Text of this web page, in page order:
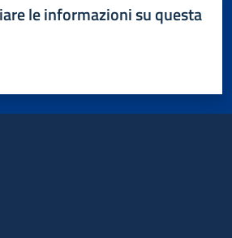
le informazioni su questa
5 stelle su 5
su 5
su 5
5